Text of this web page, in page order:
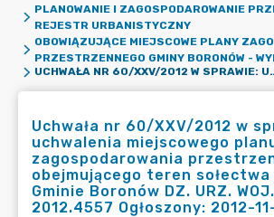
PLANOWANIE I ZAGOSPODAROWANIE
REJESTR URBANISTYCZNY
OBOWIĄZUJĄCE MIEJSCOWE PLANY
PRZESTRZENNEGO GMINY BORONÓW -
UCHWAŁA NR 60/XXV/2012 W SPRAWIE: UCHWALENIA MIEJSCOWEGO PLANU
Uchwała nr 60/XXV/2012 w
uchwalenia miejscowego
zagospodarowania
obejmującego teren sołectwa
Gminie Boronów DZ. URZ.
2012.4557 Ogłoszony: 2012-